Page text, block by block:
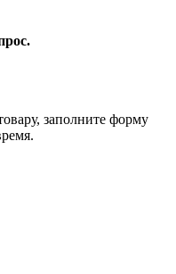
заполните форму